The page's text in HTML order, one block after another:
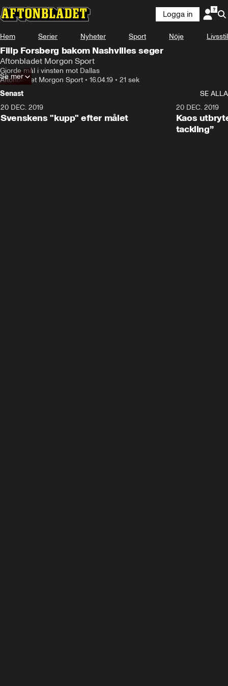
Logga in
Hem Serier Nyheter Sport Nöje Livsstil
Filip Forsberg bakom Nashvilles seger
Aftonbladet Morgon Sport
Gjorde mål i vinsten mot Dallas
Aftonbladet Morgon Sport • 16.04.19 • 21 sek
Se mer
Senast
SE ALLA
20 DEC. 2019
Svenskens "kupp" efter målet
20 DEC. 2019
Kaos
tackling”